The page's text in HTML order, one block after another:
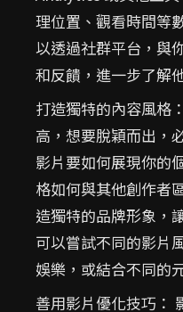
理位置、觀看時間等
以透過社群平台，與
和反饋，進一步了解
打造獨特的內容風格
高，想要脫穎而出，
影片要如何展現你的
格如何與其他創作者
造獨特的品牌形象，
可以嘗試不同的影片
娛樂，或結合不同的
善用影片優化技巧：